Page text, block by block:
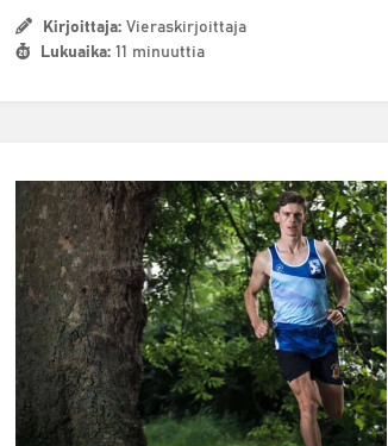
Kirjoittaja: Vieraskirjoittaja
Lukuaika: 11 minuuttia